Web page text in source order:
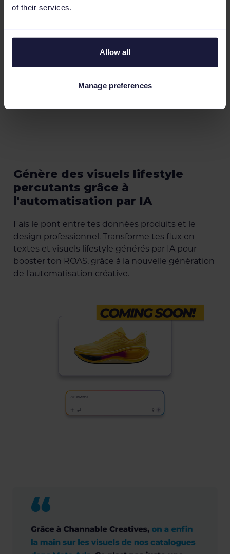
of their services.
Allow all
Manage preferences
Génère des visuels lifestyle
percutants grâce à
l'automatisation par IA
Fais le pont entre tes données produits et le
design professionnel. Transforme tes flux en
textes et visuels lifestyle générés par IA pour
booster ton ROAS, grâce à la nouvelle génération
de l'automatisation créative.